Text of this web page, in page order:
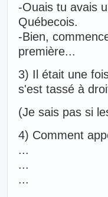
-Ouais tu avais
Québecois.
-Bien,
première...
3) Il était une
s'est tassé à
(Je sais pas si
4) Comment
...
...
...